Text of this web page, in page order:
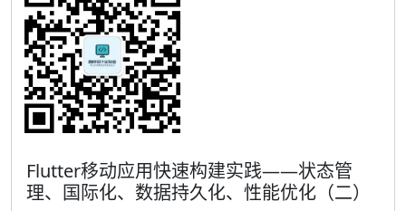
Flutter移动应用快速构建实践——状态管
理、国际化、数据持久化、性能优化（二）